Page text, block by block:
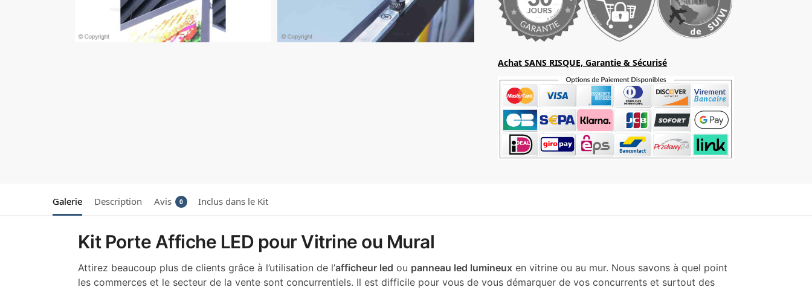
Achat SANS RISQUE, Garantie & Sécurisé
Galerie Description Avis 0 Inclus dans le Kit
Kit Porte Affiche LED pour Vitrine ou Mural
Attirez beaucoup plus de clients grâce à l’utilisation de l’afficheur led ou panneau led lumineuxen vitrine ou au mur. Nous savons à quel point
les commerces et le secteur de la vente sont concurrentiels. Il est difficile pour vous de vous démarquer de vos concurrents et surtout des